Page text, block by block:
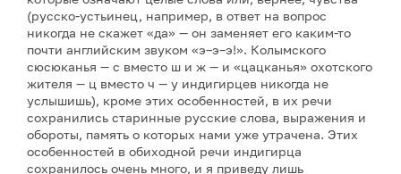
(русско-устьинец, например, в ответ на вопрос
никогда не скажет «да» — он заменяет его каким-то
почти английским звуком «э–э–э!». Колымского
сюсюканья — с вместо ш и ж — и «цацканья» охотского
жителя — ц вместо ч — у индигирцев никогда не
услышишь), кроме этих особенностей, в их речи
сохранились старинные русские слова, выражения и
обороты, память о которых нами уже утрачена. Этих
особенностей в обиходной речи индигирца
сохранилось очень много, и я приведу лишь